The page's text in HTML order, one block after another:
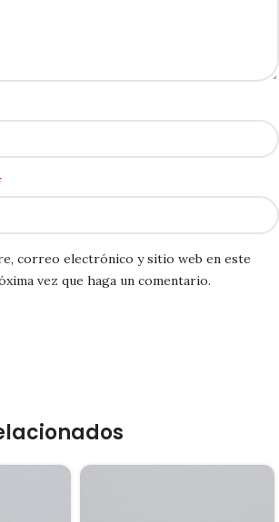
correo electrónico y sitio web en este
vez que haga un comentario.